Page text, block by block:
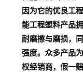
因为它的优良工
能工程塑料产品
耐磨擦与磨损，
强度。众多产品
权经销商，假一